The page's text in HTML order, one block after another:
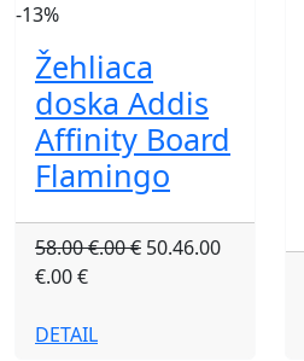
-13%
Žehliaca
doska Addis
Affinity Board
Flamingo
58.00 €.00 € 50.46.00
€.00 €
DETAIL